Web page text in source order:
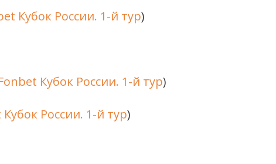
Кубок России. 1-й тур)
Кубок России. 1-й тур)
России. 1-й тур)